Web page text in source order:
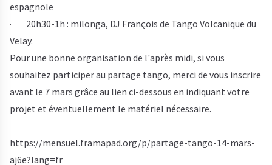
espagnole
· 20h30-1h : milonga, DJ François de Tango Volcanique du
Velay.
Pour une bonne organisation de l'après midi, si vous
souhaitez participer au partage tango, merci de vous inscrire
avant le 7 mars grâce au lien ci-dessous en indiquant votre
projet et éventuellement le matériel nécessaire.
https://mensuel.framapad.org/p/partage-tango-14-mars-
aj6e?lang=fr